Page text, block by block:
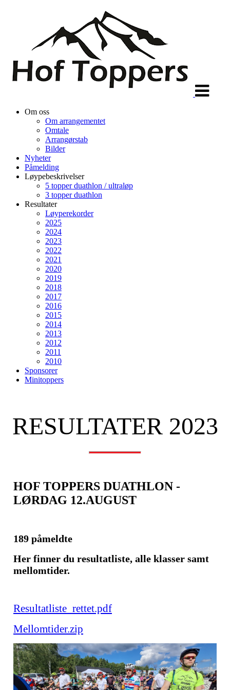
Om oss
Om arrangementet
Omtale
Arrangørstab
Bilder
Nyheter
Påmelding
Løypebeskrivelser
5 topper duathlon / ultraløp
3 topper duathlon
Resultater
Løyperekorder
2025
2024
2023
2022
2021
2020
2019
2018
2017
2016
2015
2014
2013
2012
2011
2010
Sponsorer
Minitoppers
RESULTATER 2023
HOF TOPPERS DUATHLON -
LØRDAG 12.AUGUST
189 påmeldte
Her finner du resultatliste, alle klasser samt
mellomtider.
Resultatliste_rettet.pdf
Mellomtider.zip